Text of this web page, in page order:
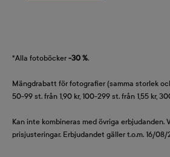
*Alla fotoböcker -30 %.
Mängdrabatt för fotografier (samma storlek
50-99 st. från 1,90 kr, 100-299 st. från 1,55 kr,
Kan inte kombineras med övriga erbjudanden.
prisjusteringar. Erbjudandet gäller t.o.m. 16/08/